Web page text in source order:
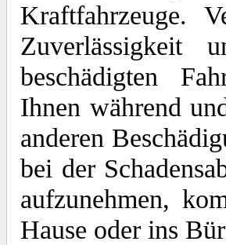
Kraftfahrzeuge.
Zuverlässigkeit
beschädigten
Ihnen während
anderen
bei der
aufzunehmen,
Hause oder ins